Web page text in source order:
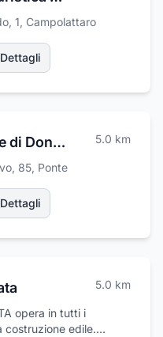
1, Campolattaro
Dettagli
Agenzia Funebre di Donato 5.0 km
85, Ponte
Dettagli
5.0 km
opera in tutti i
costruzione edile.